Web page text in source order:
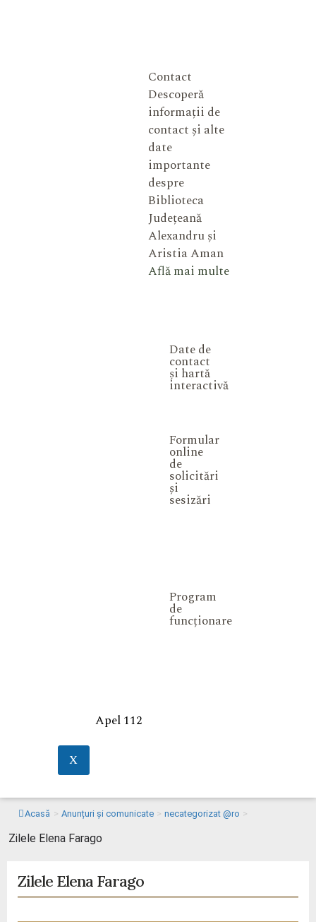
Contact
Descoperă
informații de
contact și alte
date
importante
despre
Biblioteca
Județeană
Alexandru și
Aristia Aman
Află mai multe
Date de
contact
și hartă
interactivă
Formular
online
de
solicitări
și
sesizări
Program
de
funcționare
Apel 112
X
Acasă > Anunțuri și comunicate > necategorizat @ro >
Zilele Elena Farago
Zilele Elena Farago